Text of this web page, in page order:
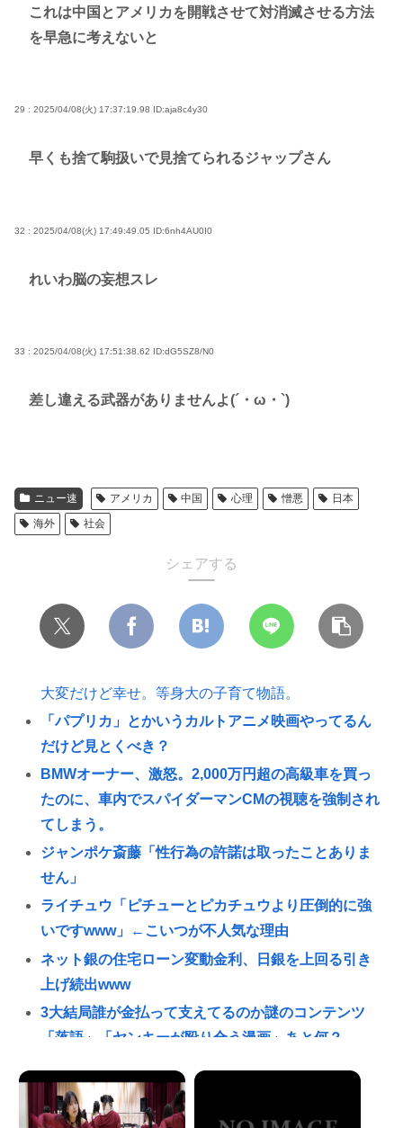
これは中国とアメリカを開戦させて対消滅させる方法
を早急に考えないと
29 : 2025/04/08(火) 17:37:19.98 ID:aja8c4y30
早くも捨て駒扱いで見捨てられるジャップさん
32 : 2025/04/08(火) 17:49:49.05 ID:6nh4AU0I0
れいわ脳の妄想スレ
33 : 2025/04/08(火) 17:51:38.62 ID:dG5SZ8/N0
差し違える武器がありませんよ(´・ω・`)
ニュー速 アメリカ 中国 心理 憎悪
日本
海外
社会
シェアする
大変だけど幸せ。等身大の子育て物語。
「パプリカ」とかいうカルトアニメ映画やってるん
だけど見とくべき？
BMWオーナー、激怒。2,000万円超の高級車を買っ
たのに、車内でスパイダーマンCMの視聴を強制され
てしまう。
ジャンポケ斎藤「性行為の許諾は取ったことありま
せん」
ライチュウ「ピチューとピカチュウより圧倒的に強
いですwww」←こいつが不人気な理由
ネット銀の住宅ローン変動金利、日銀を上回る引き
上げ続出www
3大結局誰が金払って支えてるのか謎のコンテンツ
「落語」「ヤンキーが殴り合う漫画」あと何？
転職を報告
「片親の女だけはやめとけ」という風潮、広まりつ